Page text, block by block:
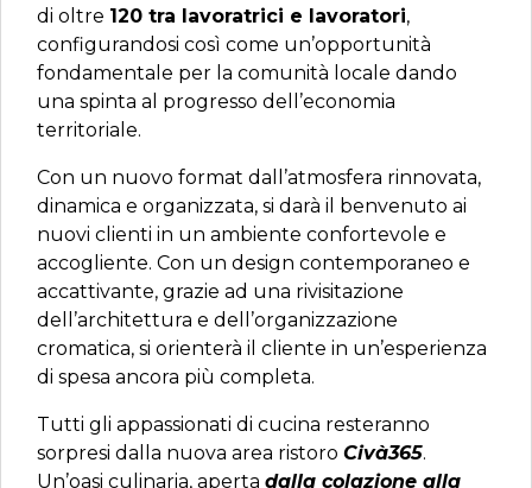
di oltre 120 tra lavoratrici e lavoratori,
configurandosi così come un’opportunità
fondamentale per la comunità locale dando
una spinta al progresso dell’economia
territoriale.
Con un nuovo format dall’atmosfera rinnovata,
dinamica e organizzata, si darà il benvenuto ai
nuovi clienti in un ambiente confortevole e
accogliente. Con un design contemporaneo e
accattivante, grazie ad una rivisitazione
dell’architettura e dell’organizzazione
cromatica, si orienterà il cliente in un’esperienza
di spesa ancora più completa.
Tutti gli appassionati di cucina resteranno
sorpresi dalla nuova area ristoro Civà365.
Un’oasi culinaria, aperta dalla colazione alla